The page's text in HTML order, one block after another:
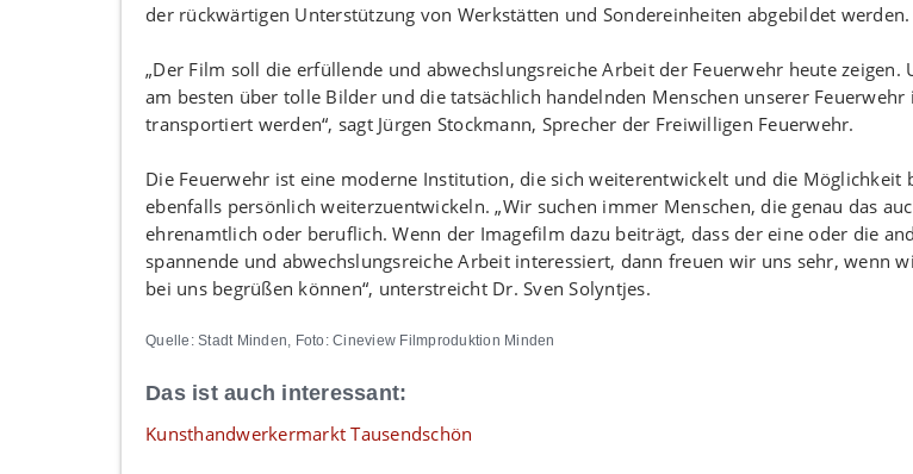
der rückwärtigen Unterstützung von Werkstätten und Sondereinheiten abgebildet werden.
„Der Film soll die erfüllende und abwechslungsreiche Arbeit der Feuerwehr heute zeigen.
am besten über tolle Bilder und die tatsächlich handelnden Menschen unserer Feuerwehr
transportiert werden“, sagt Jürgen Stockmann, Sprecher der Freiwilligen Feuerwehr.
Die Feuerwehr ist eine moderne Institution, die sich weiterentwickelt und die Möglichkeit
ebenfalls persönlich weiterzuentwickeln. „Wir suchen immer Menschen, die genau das
ehrenamtlich oder beruflich. Wenn der Imagefilm dazu beiträgt, dass der eine oder die
spannende und abwechslungsreiche Arbeit interessiert, dann freuen wir uns sehr, wenn
bei uns begrüßen können“, unterstreicht Dr. Sven Solyntjes.
Quelle: Stadt Minden, Foto: Cineview Filmproduktion Minden
Das ist auch interessant:
Kunsthandwerkermarkt Tausendschön